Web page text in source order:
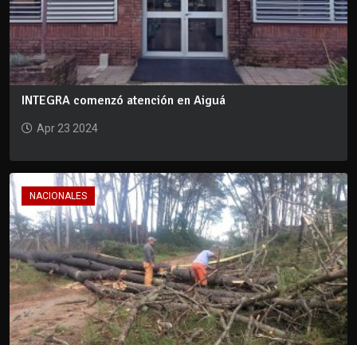
INTEGRA comenzó atención en Aiguá
Apr 23 2024
NACIONALES